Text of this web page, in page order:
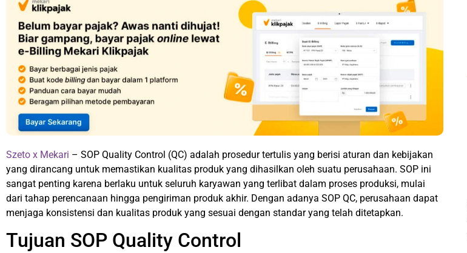
Szeto x Mekari – SOP Quality Control (QC) adalah prosedur tertulis yang berisi aturan dan kebijakan
yang dirancang untuk memastikan kualitas produk yang dihasilkan oleh suatu perusahaan. SOP ini
sangat penting karena berlaku untuk seluruh karyawan yang terlibat dalam proses produksi, mulai
dari tahap perencanaan hingga pengiriman produk akhir. Dengan adanya SOP QC, perusahaan dapat
menjaga konsistensi dan kualitas produk yang sesuai dengan standar yang telah ditetapkan.
Tujuan SOP Quality Control